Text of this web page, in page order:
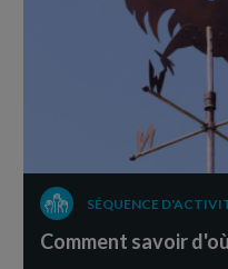
SÉQUENCE
Comment savoir